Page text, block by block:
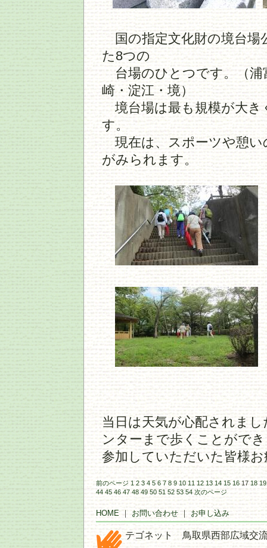
国の指定文化財の境台場
た8つの
台場のひとつです。（浦
崎・淀江・境）
境台場は最も規模が大き
す。
現在は、スポーツや憩い
がみられます。
当日は天気が心配されま
ンターまで歩くことがで
参加していただいた皆様
前のページ 1 2 3 4 5 6 7 8 9 10 11 12 13 14 15 1617 18 19
44 45 46 47 48 49 50 51 52 53 54 次のページ
HOME｜お問い合わせ ｜お申し込み
テゴネット 鳥取県西部広域交